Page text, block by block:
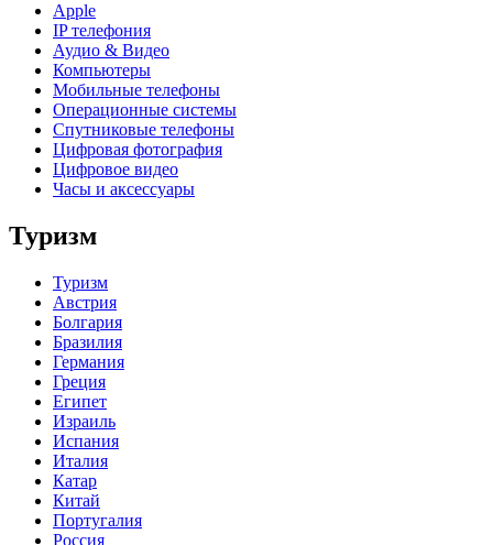
Apple
IP телефония
Аудио & Видео
Компьютеры
Мобильные телефоны
Операционные системы
Спутниковые телефоны
Цифровая фотография
Цифровое видео
Часы и аксессуары
Туризм
Туризм
Австрия
Болгария
Бразилия
Германия
Греция
Египет
Израиль
Испания
Италия
Катар
Китай
Португалия
Россия